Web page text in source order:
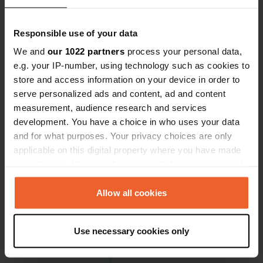
Responsible use of your data
We and our 1022 partners process your personal data,
e.g. your IP-number, using technology such as cookies to
store and access information on your device in order to
serve personalized ads and content, ad and content
measurement, audience research and services
development. You have a choice in who uses your data
and for what purposes. Your privacy choices are only
applicable on this digital property where you have made
any time from the Cookie Declaration or by clicking on
the Privacy trigger icon.
Collect information about your geographical location
which can be accurate to within several meters
Allow all cookies
Use necessary cookies only
Bezienswaardigheden in Losser
Ben je klaar om de historische charme te ontdekken die
Losser met z'n schitterende omgeving te bieden heeft?
Als je de camperplaats in Losser aandoet, is het
Fasciniumpark een absolute aanrader. Waan je in
verschillende werelden met de unieke thematuinen. Of
bezoek 't Kwekkeveld, een educatief natuurterrein waar
je zelfs zeldzame stinsenplanten kan bewonderen. Als je
meer voor cultuur bent, kun je een bezoek brengen aan
industriële geschiedenis van het gebied. Losser heeft
ook een aantal boeiende wandelroutes om verder de
omgeving te verkennen.